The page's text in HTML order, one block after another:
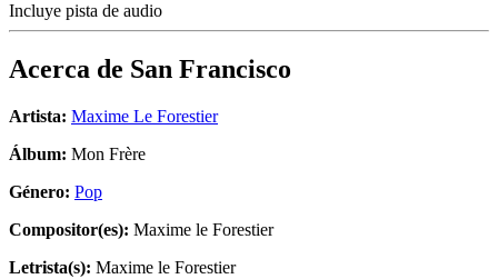
Incluye pista de audio
Acerca de San Francisco
Artista: Maxime Le Forestier
Álbum: Mon Frère
Género: Pop
Compositor(es): Maxime le Forestier
Letrista(s): Maxime le Forestier